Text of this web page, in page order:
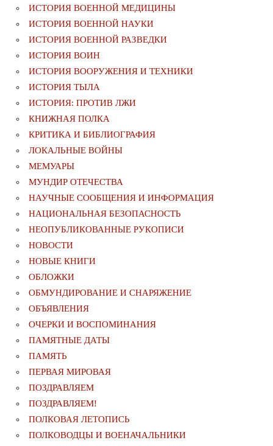
ИСТОРИЯ ВОЕННОЙ МЕДИЦИНЫ
ИСТОРИЯ ВОЕННОЙ НАУКИ
ИСТОРИЯ ВОЕННОЙ РАЗВЕДКИ
ИСТОРИЯ ВОИН
ИСТОРИЯ ВООРУЖЕНИЯ И ТЕХНИКИ
ИСТОРИЯ ТЫЛА
ИСТОРИЯ: ПРОТИВ ЛЖИ
КНИЖНАЯ ПОЛКА
КРИТИКА И БИБЛИОГРАФИЯ
ЛОКАЛЬНЫЕ ВОЙНЫ
МЕМУАРЫ
МУНДИР ОТЕЧЕСТВА
НАУЧНЫЕ СООБЩЕНИЯ И ИНФОРМАЦИЯ
НАЦИОНАЛЬНАЯ БЕЗОПАСНОСТЬ
НЕОПУБЛИКОВАННЫЕ РУКОПИСИ
НОВОСТИ
НОВЫЕ КНИГИ
ОБЛОЖКИ
ОБМУНДИРОВАНИЕ И СНАРЯЖЕНИЕ
ОБЪЯВЛЕНИЯ
ОЧЕРКИ И ВОСПОМИНАНИЯ
ПАМЯТНЫЕ ДАТЫ
ПАМЯТЬ
ПЕРВАЯ МИРОВАЯ
ПОЗДРАВЛЯЕМ
ПОЗДРАВЛЯЕМ!
ПОЛКОВАЯ ЛЕТОПИСЬ
ПОЛКОВОДЦЫ И ВОЕНАЧАЛЬНИКИ